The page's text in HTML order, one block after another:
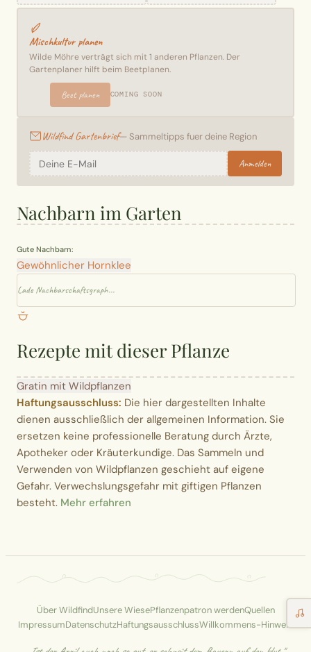
Mischkultur planen
Wilde Möhre verträgt sich mit 1 anderen Pflanzen. Der
Gartenplaner hilft beim Beetplanen.
Beet planen COMING SOON
Wildfind Gartenbrief— Sammeltipps fuer deine Region
Anmelden
Nachbarn im Garten
Gute Nachbarn:
Gewöhnlicher Hornklee
Lade Nachbarschaftsgraph...
Rezepte mit dieser Pflanze
Gratin mit Wildpflanzen
Haftungsausschluss: Die hier dargestellten Inhalte
dienen ausschließlich der allgemeinen Information. Sie
ersetzen keine professionelle Beratung durch Ärzte,
Apotheker oder Kräuterkundige. Das Sammeln und
Verwenden von Wildpflanzen geschieht auf eigene
Gefahr. Verwechslungsgefahr mit giftigen Pflanzen
besteht. Mehr erfahren
Über WildfindUnsere WiesePflanzenpatron werdenQuellen
ImpressumDatenschutzHaftungsausschlussWillkommens-Hinweis